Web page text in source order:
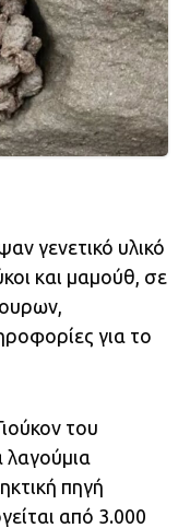
γενετικό υλικό
και μαμούθ, σε
για το
του
λαγούμια
πηγή
από 3.000